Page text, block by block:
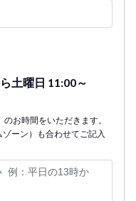
土曜日 11:00～
お時間をいただきます。
ーン）も合わせてご記入